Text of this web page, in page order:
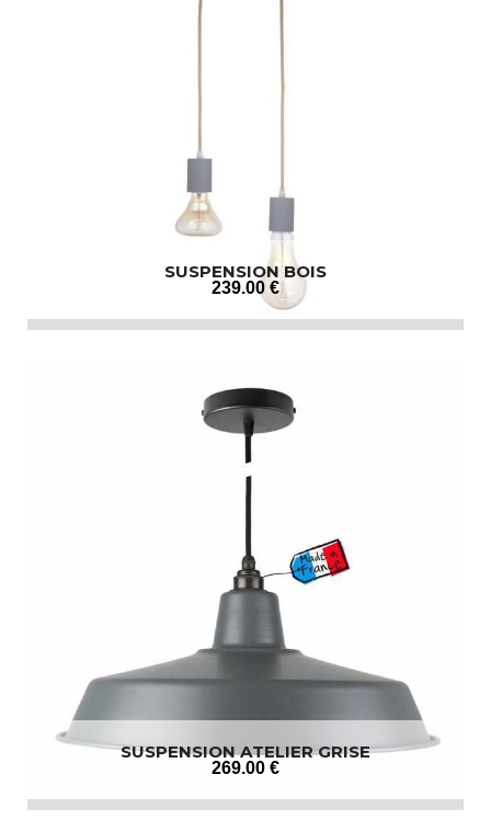
SUSPENSION BOIS
239.00 €
SUSPENSION ATELIER GRISE
269.00 €